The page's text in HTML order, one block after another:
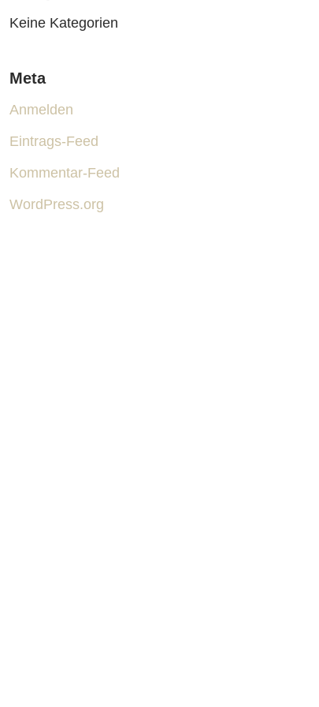
Keine Kategorien
Meta
Anmelden
Eintrags-Feed
Kommentar-Feed
WordPress.org